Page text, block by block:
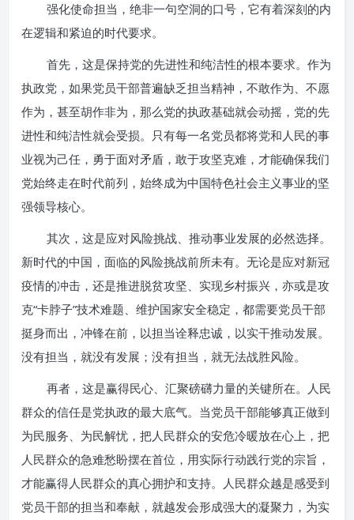
强化使命担当，绝非一句空洞的口号，它有着深刻的内
在逻辑和紧迫的时代要求。
首先，这是保持党的先进性和纯洁性的根本要求。作为
执政党，如果党员干部普遍缺乏担当精神，不敢作为、不愿
作为，甚至胡作非为，那么党的执政基础就会动摇，党的先
进性和纯洁性就会受损。只有每一名党员都将党和人民的事
业视为己任，勇于面对矛盾，敢于攻坚克难，才能确保我们
党始终走在时代前列，始终成为中国特色社会主义事业的坚
强领导核心。
其次，这是应对风险挑战、推动事业发展的必然选择。
新时代的中国，面临的风险挑战前所未有。无论是应对新冠
疫情的冲击，还是推进脱贫攻坚、实现乡村振兴，亦或是攻
克“卡脖子”技术难题、维护国家安全稳定，都需要党员干部
挺身而出，冲锋在前，以担当诠释忠诚，以实干推动发展。
没有担当，就没有发展；没有担当，就无法战胜风险。
再者，这是赢得民心、汇聚磅礴力量的关键所在。人民
群众的信任是党执政的最大底气。当党员干部能够真正做到
为民服务、为民解忧，把人民群众的安危冷暖放在心上，把
人民群众的急难愁盼摆在首位，用实际行动践行党的宗旨，
才能赢得人民群众的真心拥护和支持。人民群众越是感受到
党员干部的担当和奉献，就越发会形成强大的凝聚力，为实